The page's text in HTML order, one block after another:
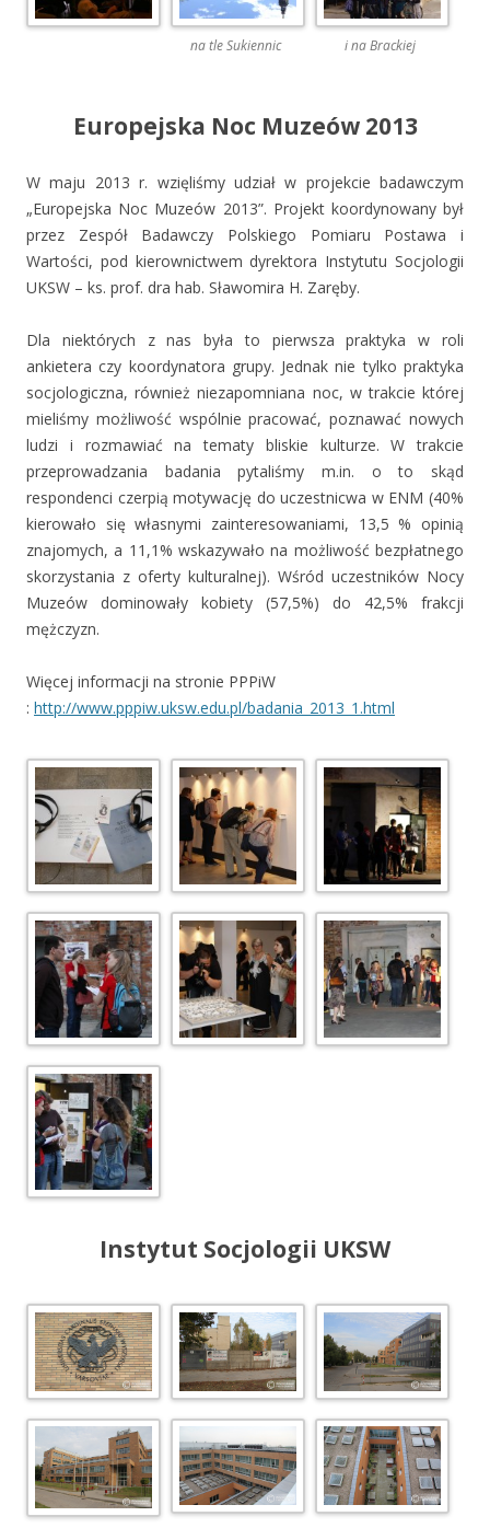
na tle Sukiennic i na Brackiej
Europejska Noc Muzeów 2013
W maju 2013 r. wzięliśmy udział w projekcie badawczym
„Europejska Noc Muzeów 2013”. Projekt koordynowany był
przez Zespół Badawczy Polskiego Pomiaru Postawa i
Wartości, pod kierownictwem dyrektora Instytutu Socjologii
UKSW – ks. prof. dra hab. Sławomira H. Zaręby.
Dla niektórych z nas była to pierwsza praktyka w roli
ankietera czy koordynatora grupy. Jednak nie tylko praktyka
socjologiczna, również niezapomniana noc, w trakcie której
mieliśmy możliwość wspólnie pracować, poznawać nowych
ludzi i rozmawiać na tematy bliskie kulturze. W trakcie
przeprowadzania badania pytaliśmy m.in. o to skąd
respondenci czerpią motywację do uczestnicwa w ENM (40%
kierowało się własnymi zainteresowaniami, 13,5 % opinią
znajomych, a 11,1% wskazywało na możliwość bezpłatnego
skorzystania z oferty kulturalnej). Wśród uczestników Nocy
Muzeów dominowały kobiety (57,5%) do 42,5% frakcji
mężczyzn.
Więcej informacji na stronie PPPiW
: http://www.pppiw.uksw.edu.pl/badania_2013_1.html
Instytut Socjologii UKSW